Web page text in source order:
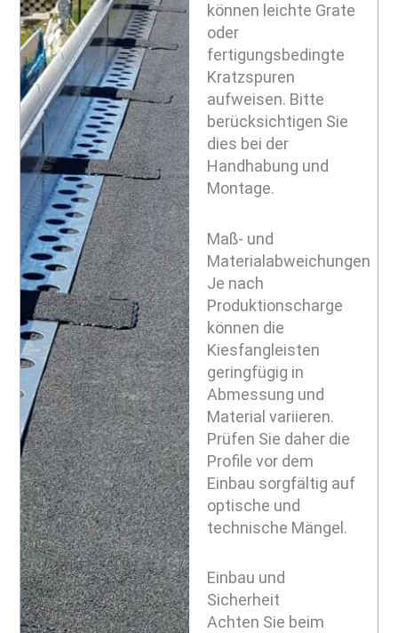
können leichte Grate
oder
fertigungsbedingte
Kratzspuren
aufweisen. Bitte
berücksichtigen Sie
dies bei der
Handhabung und
Montage.
Maß- und
Materialabweichungen
Je nach
Produktionscharge
können die
Kiesfangleisten
geringfügig in
Abmessung und
Material variieren.
Prüfen Sie daher die
Profile vor dem
Einbau sorgfältig auf
optische und
technische Mängel.
Einbau und
Sicherheit
Achten Sie beim